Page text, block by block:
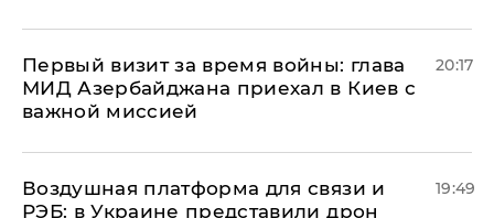
Первый визит за время войны: глава
МИД Азербайджана приехал в Киев с
важной миссией
20:17
Воздушная платформа для связи и
РЭБ: в Украине представили дрон
19:49